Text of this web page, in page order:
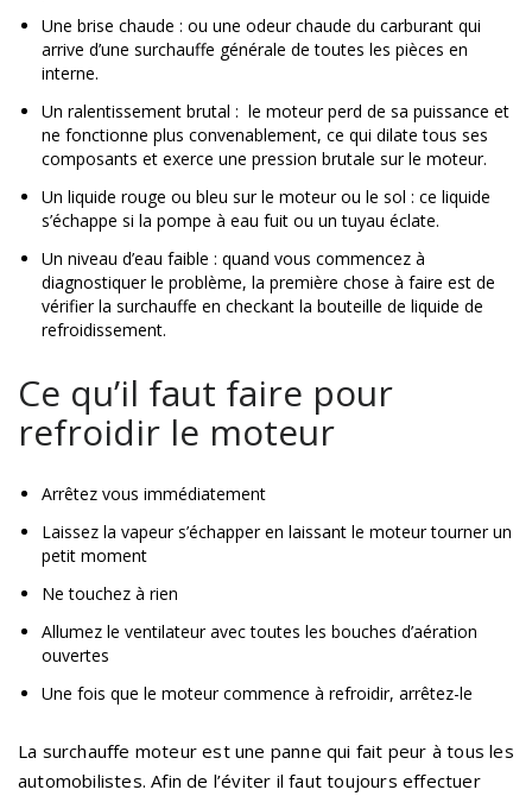
Une brise chaude : ou une odeur chaude du carburant qui
arrive d’une surchauffe générale de toutes les pièces en
interne.
Un ralentissement brutal : le moteur perd de sa puissance et
ne fonctionne plus convenablement, ce qui dilate tous ses
composants et exerce une pression brutale sur le moteur.
Un liquide rouge ou bleu sur le moteur ou le sol : ce liquide
s’échappe si la pompe à eau fuit ou un tuyau éclate.
Un niveau d’eau faible : quand vous commencez à
diagnostiquer le problème, la première chose à faire est de
vérifier la surchauffe en checkant la bouteille de liquide de
refroidissement.
Ce qu’il faut faire pour
refroidir le moteur
Arrêtez vous immédiatement
Laissez la vapeur s’échapper en laissant le moteur tourner un
petit moment
Ne touchez à rien
Allumez le ventilateur avec toutes les bouches d’aération
ouvertes
Une fois que le moteur commence à refroidir, arrêtez-le
La surchauffe moteur est une panne qui fait peur à tous les
automobilistes. Afin de l’éviter il faut toujours effectuer